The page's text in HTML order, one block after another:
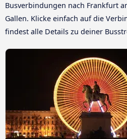
Busverbindungen nach Frankfurt
Gallen. Klicke einfach auf die
findest alle Details zu deiner